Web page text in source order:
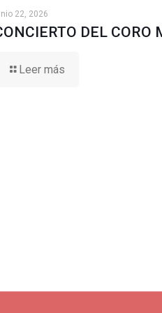
22, 2026
DEL CORO
Leer más